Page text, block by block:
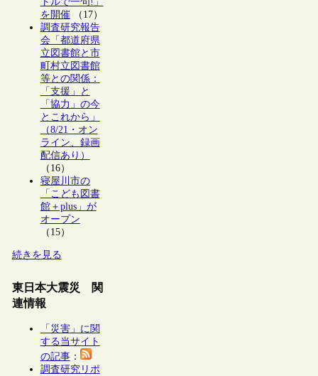
を開催（17）
調査研究報告
会「都道府県
立図書館と市
町村立図書館
等との関係：
「支援」と
「協力」の今
とこれから」
（8/21・オン
ライン、録画
配信あり）
（16）
寝屋川市の
「こども図書
館＋plus」が
オープン
（15）
続きを見る
東日本大震災 関
連情報
「災害」に関
する当サイト
の記事：
調査研究リポ